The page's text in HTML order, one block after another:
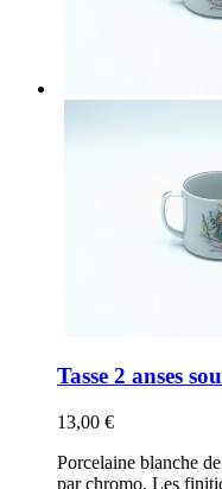
Tasse 2 anses
13,00 €
Porcelaine blanche
par chromo. Les